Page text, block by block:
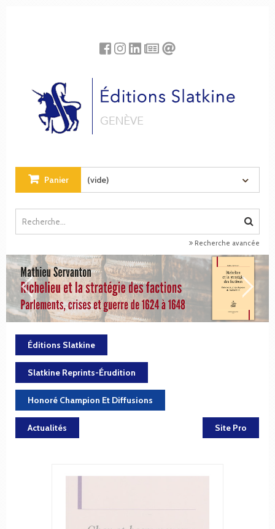
Panier (vide)
Recherche avancée
Éditions Slatkine
Slatkine Reprints-Érudition
Honoré Champion Et Diffusions
Actualités Site Pro